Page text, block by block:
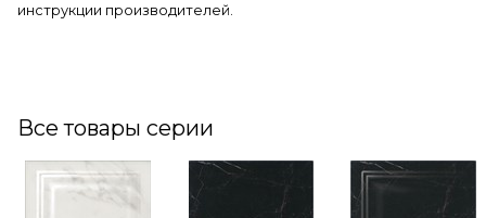
инструкции производителей.
Все товары серии